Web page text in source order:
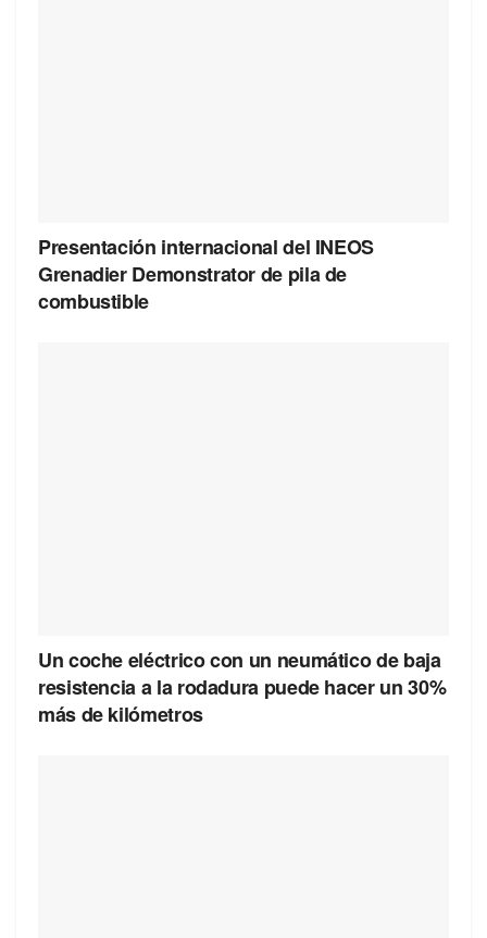
Presentación internacional del INEOS
Grenadier Demonstrator de pila de
combustible
Un coche eléctrico con un neumático de baja
resistencia a la rodadura puede hacer un 30%
más de kilómetros